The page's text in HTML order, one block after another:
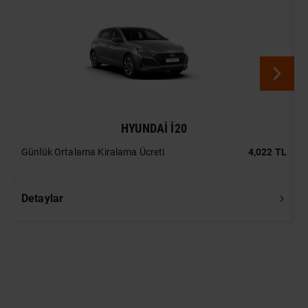
HYUNDAI I20
Günlük Ortalama Kiralama Ücreti 4,022 TL
Detaylar